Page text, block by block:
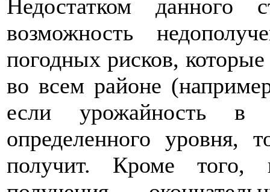
Недостатком данного
возможность
погодных рисков,
во всем районе
если урожайность в
определенного уровня,
получит. Кроме того,